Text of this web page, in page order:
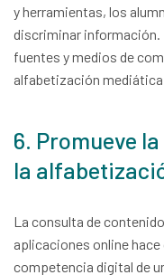
y herramientas, los
discriminar información.
fuentes y medios de
alfabetización mediática
6. Promueve
la
La consulta de
aplicaciones online hace
competencia digital de